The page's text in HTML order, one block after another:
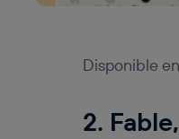
Disponible
2.